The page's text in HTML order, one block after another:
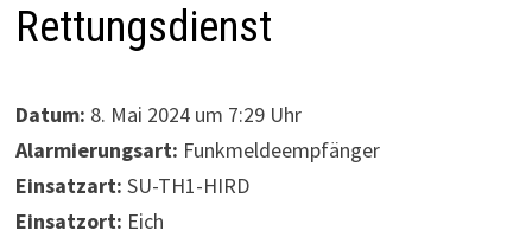
Rettungsdienst
Datum: 8. Mai 2024 um 7:29 Uhr
Alarmierungsart: Funkmeldeempfänger
Einsatzart: SU-TH1-HIRD
Einsatzort: Eich